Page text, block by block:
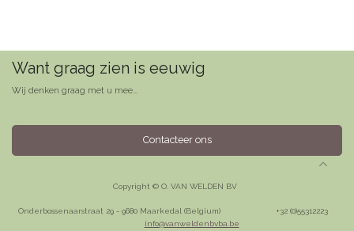
Want graag zien is eeuwig
Wij denken graag met u mee...
Contacteer ons
Copyright © O. VAN WELDEN BV
Onderbossenaarstraat 29 - 9680 Maarkedal (Belgium)
​+32 (0)55312223
info@vanweldenbvba.be